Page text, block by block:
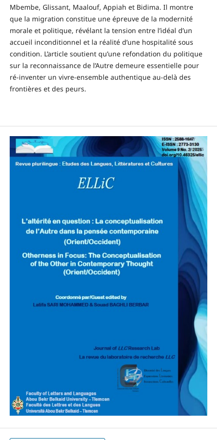
Mbembe, Glissant, Maalouf, Appiah et Bidima. Il montre
que la migration constitue une épreuve de la modernité
morale et politique, révélant la tension entre l’idéal d’un
accueil inconditionnel et la réalité d’une hospitalité sous
condition. L’article soutient qu’une refondation du politique
sur la reconnaissance de l’Autre demeure essentielle pour
ré-inventer un vivre-ensemble authentique au-delà des
frontières et des peurs.